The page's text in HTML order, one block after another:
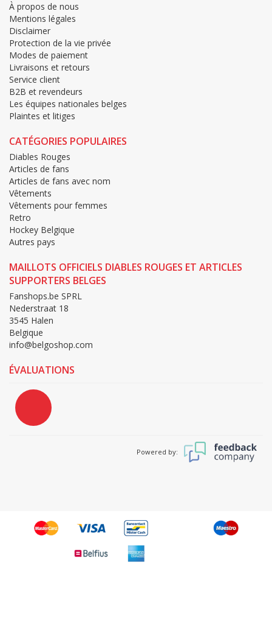
À propos de nous
Mentions légales
Disclaimer
Protection de la vie privée
Modes de paiement
Livraisons et retours
Service client
B2B et revendeurs
Les équipes nationales belges
Plaintes et litiges
CATÉGORIES POPULAIRES
Diables Rouges
Articles de fans
Articles de fans avec nom
Vêtements
Vêtements pour femmes
Retro
Hockey Belgique
Autres pays
MAILLOTS OFFICIELS DIABLES ROUGES ET ARTICLES
SUPPORTERS BELGES
Fanshops.be SPRL
Nederstraat 18
3545 Halen
Belgique
info@belgoshop.com
ÉVALUATIONS
Powered by: